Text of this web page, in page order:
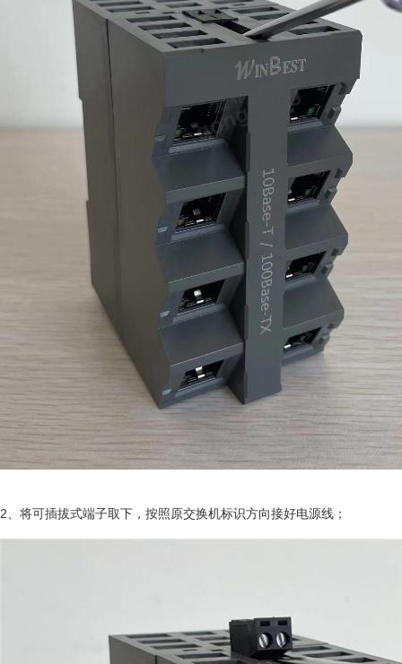
2、将可插拔式端子取下，按照原交换机标识方向接好电源线；